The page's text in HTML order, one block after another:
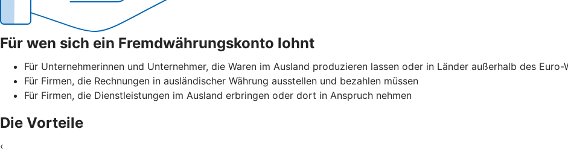
Für wen sich ein Fremdwährungskonto lohnt
Für Unternehmerinnen und Unternehmer, die Waren im Ausland produzieren lassen oder in Länder außerhalb des
Für Firmen, die Rechnungen in ausländischer Währung ausstellen und bezahlen müssen
Für Firmen, die Dienstleistungen im Ausland erbringen oder dort in Anspruch nehmen
Die Vorteile
‹